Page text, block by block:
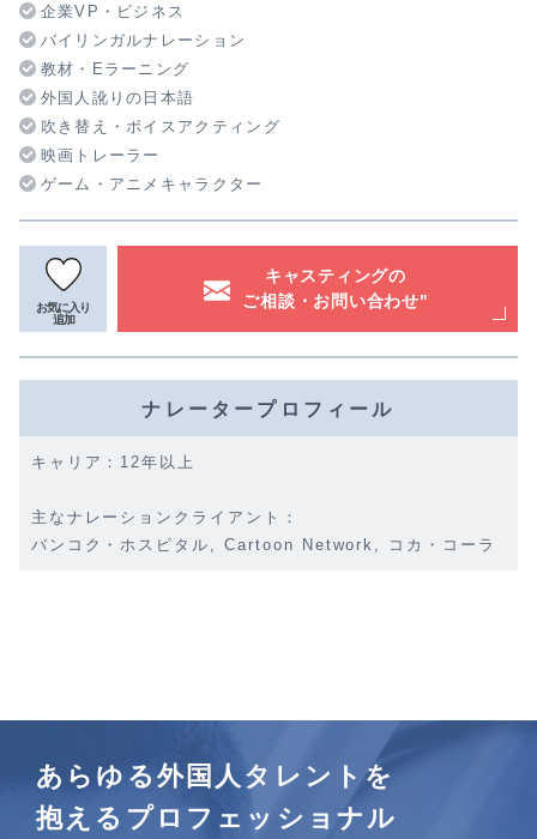
企業VP・ビジネス
バイリンガルナレーション
教材・Eラーニング
外国人訛りの日本語
吹き替え・ボイスアクティング
映画トレーラー
ゲーム・アニメキャラクター
お気に入り
追加
キャスティングの
ご相談・お問い合わせ"
ナレータープロフィール
キャリア：12年以上
主なナレーションクライアント：
バンコク・ホスピタル, Cartoon Network, コカ・コーラ
あらゆる外国人タレントを
抱えるプロフェッショナル